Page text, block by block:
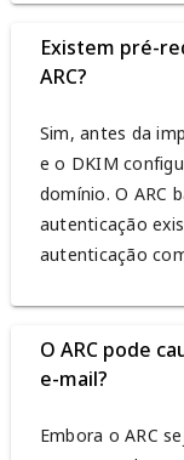
Existem pré-
ARC?
Sim, antes da
e o DKIM
domínio. O ARC
autenticação
autenticação
O ARC pode
e-mail?
Embora o ARC